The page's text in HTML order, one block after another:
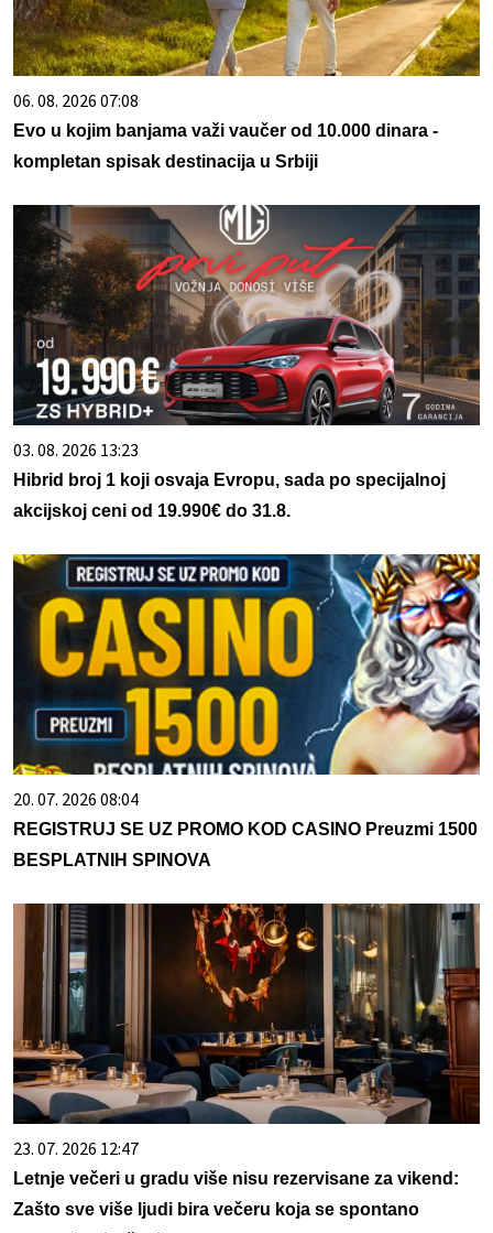
06. 08. 2026 07:08
Evo u kojim banjama važi vaučer od 10.000 dinara -
kompletan spisak destinacija u Srbiji
03. 08. 2026 13:23
Hibrid broj 1 koji osvaja Evropu, sada po specijalnoj
akcijskoj ceni od 19.990€ do 31.8.
20. 07. 2026 08:04
REGISTRUJ SE UZ PROMO KOD CASINO Preuzmi 1500
BESPLATNIH SPINOVA
23. 07. 2026 12:47
Letnje večeri u gradu više nisu rezervisane za vikend:
Zašto sve više ljudi bira večeru koja se spontano